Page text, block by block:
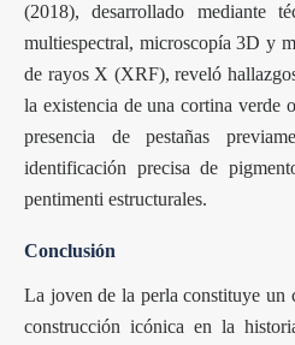
(2018), desarrollado mediante
multiespectral, microscopía 3D y
de rayos X (XRF), reveló
la existencia de una cortina verde
presencia de pestañas
identificación precisa de
pentimenti estructurales.
Conclusión
La joven de la perla constituye un
construcción icónica en la